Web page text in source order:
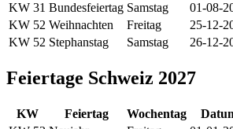
KW 31 Bundesfeiertag Samstag
01-08-
KW 52 Weihnachten Freitag
25-12-
KW 52 Stephanstag Samstag 26-12-
Feiertage Schweiz 2027
KW Feiertag Wochentag